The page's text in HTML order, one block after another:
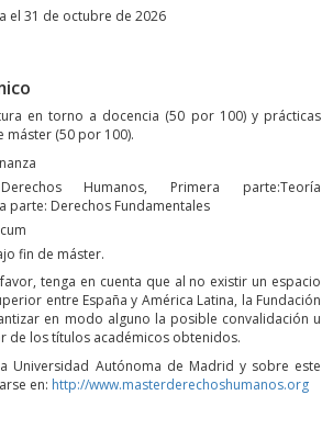
el 31 de octubre de 2026
en torno a docencia (50 por 100) y prácticas
máster (50 por 100).
Humanos, Primera parte:Teoría
parte: Derechos Fundamentales
fin de máster.
tenga en cuenta que al no existir un espacio
entre España y América Latina, la Fundación
en modo alguno la posible convalidación u
de los títulos académicos obtenidos.
Universidad Autónoma de Madrid y sobre este
en: http://www.masterderechoshumanos.org